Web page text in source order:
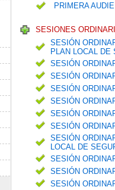
PRIMERA
SESIONES
SESIÓN
PLAN LOCAL DE
SESIÓN
SESIÓN
SESIÓN
SESIÓN
SESIÓN
SESIÓN
SESIÓN
LOCAL DE
SESIÓN
SESIÓN
SESIÓN